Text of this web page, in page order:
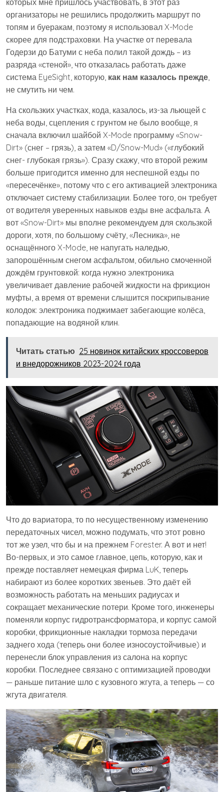
которых мне пришлось участвовать, в этот раз
организаторы не решились продолжить маршрут по
топям и буеракам, поэтому я использовал X-Mode
скорее для подстраховки. На участке от перевала
Годерзи до Батуми с неба полил такой дождь – из
разряда «стеной», что отказалась работать даже
система EyeSight, которую, как нам казалось прежде,
не смутить ни чем.
На скользких участках, кода, казалось, из-за льющей с
неба воды, сцепления с грунтом не было вообще, я
сначала включил шайбой X-Mode программу «Snow-
Dirt» (снег – грязь), а затем «D/Snow-Mud» («глубокий
снег- глубокая грязь»). Сразу скажу, что второй режим
больше пригодится именно для неспешной езды по
«пересечёнке», потому что с его активацией электроника
отключает систему стабилизации. Более того, он требует
от водителя уверенных навыков езды вне асфальта. А
вот «Snow-Dirt» мы вполне рекомендуем для скользкой
дороги, хотя, по большому счёту, «Лесника», не
оснащённого X-Mode, не напугать наледью,
запорошённым снегом асфальтом, обильно смоченной
дождём грунтовкой: когда нужно электроника
увеличивает давление рабочей жидкости на фрикцион
муфты, а время от времени слышится поскрипывание
колодок: электроника поджимает забегающие колёса,
попадающие на водяной клин.
Читать статью 25 новинок китайских кроссоверов
и внедорожников 2023-2024 года
Что до вариатора, то по несущественному изменению
передаточных чисел, можно подумать, что этот ровно
тот же узел, что бы и на прежнем Forester. А вот и нет!
Во-первых, и это самое главное, цепь, которую, как и
прежде поставляет немецкая фирма LuK, теперь
набирают из более коротких звеньев. Это даёт ей
возможность работать на меньших радиусах и
сокращает механические потери. Кроме того, инженеры
поменяли корпус гидротрансформатора, и корпус самой
коробки, фрикционные накладки тормоза передачи
заднего хода (теперь они более износоустойчивые) и
перенесли блок управления из салона на корпус
коробки. Последнее связано с оптимизацией проводки
— раньше питание шло с кузовного жгута, а теперь — со
жгута двигателя.